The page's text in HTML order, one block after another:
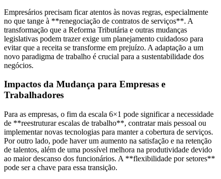
Empresários precisam ficar atentos às novas regras, especialmente
no que tange à **renegociação de contratos de serviços**. A
transformação que a Reforma Tributária e outras mudanças
legislativas podem trazer exige um planejamento cuidadoso para
evitar que a receita se transforme em prejuízo. A adaptação a um
novo paradigma de trabalho é crucial para a sustentabilidade dos
negócios.
Impactos da Mudança para Empresas e
Trabalhadores
Para as empresas, o fim da escala 6×1 pode significar a necessidade
de **reestruturar escalas de trabalho**, contratar mais pessoal ou
implementar novas tecnologias para manter a cobertura de serviços.
Por outro lado, pode haver um aumento na satisfação e na retenção
de talentos, além de uma possível melhora na produtividade devido
ao maior descanso dos funcionários. A **flexibilidade por setores**
pode ser a chave para essa transição.